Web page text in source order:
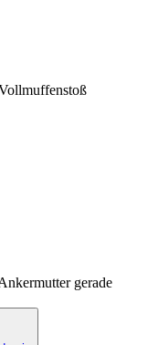
gerade